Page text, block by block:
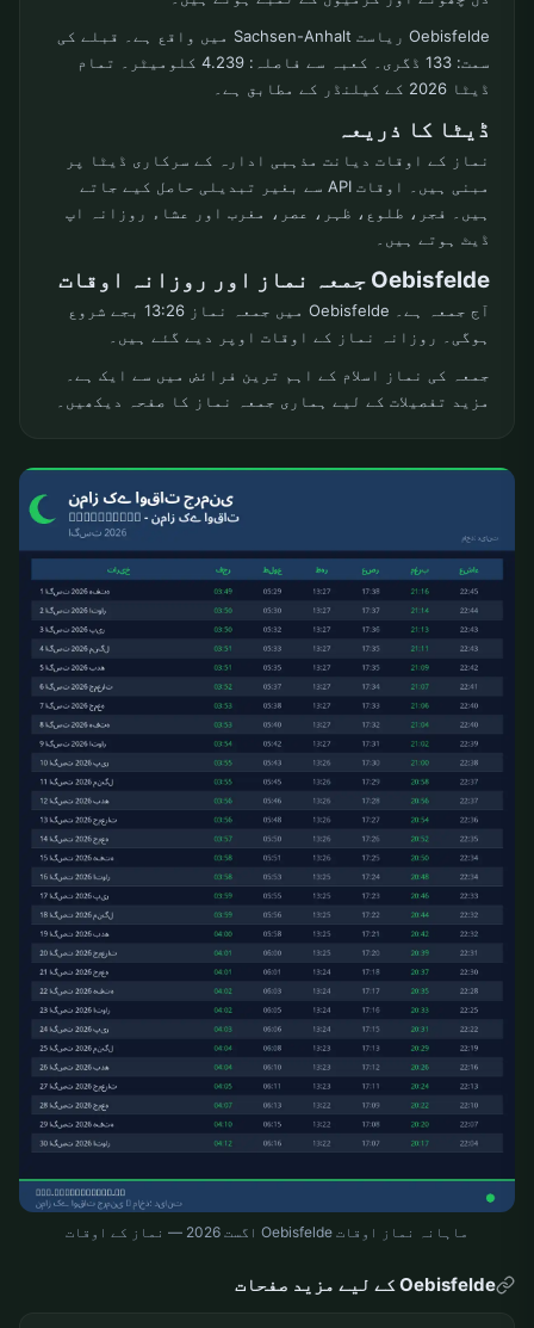
Oebisfelde ریاست Sachsen-Anhalt میں واقع ہے۔ قبلے کی
سمت: 133 ڈگری۔ کعبہ سے فاصلہ: 4.239 کلومیٹر۔ تمام
ڈیٹا 2026 کے کیلنڈر کے مطابق ہے۔
ڈیٹا کا ذریعہ
نماز کے اوقات دیانت مذہبی ادارہ کے سرکاری ڈیٹا پر
مبنی ہیں۔ اوقات API سے بغیر تبدیلی حاصل کیے جاتے
ہیں۔ فجر، طلوع، ظہر، عصر، مغرب اور عشاء روزانہ اپ
ڈیٹ ہوتے ہیں۔
Oebisfelde جمعہ نماز اور روزانہ اوقات
آج جمعہ ہے۔ Oebisfelde میں جمعہ نماز 13:26 بجے شروع
ہوگی۔ روزانہ نماز کے اوقات اوپر دیے گئے ہیں۔
جمعہ کی نماز اسلام کے اہم ترین فرائض میں سے ایک ہے۔
مزید تفصیلات کے لیے ہماری جمعہ نماز کا صفحہ دیکھیں۔
ماہانہ نماز اوقات Oebisfelde اگست 2026 — نماز کے اوقات
Oebisfelde کے لیے مزید صفحات